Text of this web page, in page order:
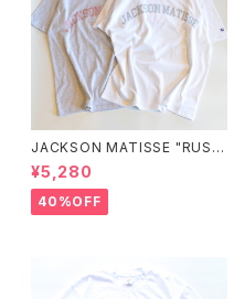
JACKSON MATISSE "RUSS
ELL ATHLETIC×JM Logo T
ee"
¥5,280
40%OFF